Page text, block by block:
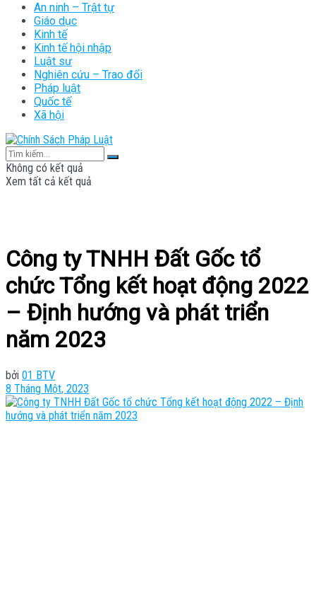
An ninh – Trật tự
Giáo dục
Kinh tế
Kinh tế hội nhập
Luật sư
Nghiên cứu – Trao đổi
Pháp luật
Quốc tế
Xã hội
Không có kết quả
Xem tất cả kết quả
Công ty TNHH Đất Gốc tổ
chức Tổng kết hoạt động 2022
– Định hướng và phát triển
năm 2023
bởi 01 BTV
8 Tháng Một, 2023